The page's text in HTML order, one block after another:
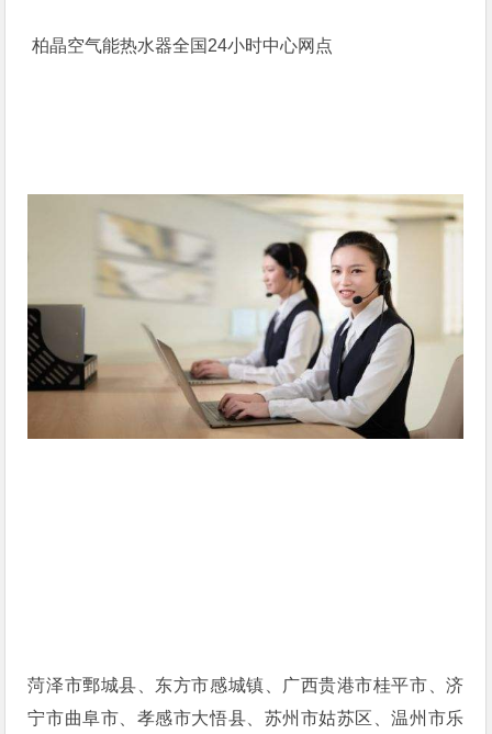
柏晶空气能热水器全国24小时中心网点
菏泽市鄄城县、东方市感城镇、广西贵港市桂平市、济
宁市曲阜市、孝感市大悟县、苏州市姑苏区、温州市乐